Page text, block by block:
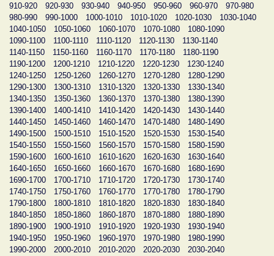
910-920
920-930 930-940 940-950 950-960 960-970
970-980
980-990
990-1000 1000-1010 1010-1020 1020-1030
1030-1040
1040-1050
1050-1060 1060-1070 1070-1080
1080-1090
1090-1100
1100-1110 1110-1120 1120-1130
1130-1140
1140-1150
1150-1160 1160-1170 1170-1180
1180-1190
1190-1200
1200-1210 1210-1220 1220-1230
1230-1240
1240-1250
1250-1260 1260-1270 1270-1280
1280-1290
1290-1300
1300-1310 1310-1320 1320-1330
1330-1340
1340-1350
1350-1360 1360-1370 1370-1380
1380-1390
1390-1400
1400-1410 1410-1420 1420-1430
1430-1440
1440-1450
1450-1460 1460-1470 1470-1480
1480-1490
1490-1500
1500-1510 1510-1520 1520-1530
1530-1540
1540-1550
1550-1560 1560-1570 1570-1580
1580-1590
1590-1600
1600-1610 1610-1620 1620-1630
1630-1640
1640-1650
1650-1660 1660-1670 1670-1680
1680-1690
1690-1700
1700-1710 1710-1720 1720-1730
1730-1740
1740-1750
1750-1760 1760-1770 1770-1780
1780-1790
1790-1800
1800-1810 1810-1820 1820-1830
1830-1840
1840-1850
1850-1860 1860-1870 1870-1880
1880-1890
1890-1900
1900-1910 1910-1920 1920-1930
1930-1940
1940-1950
1950-1960 1960-1970 1970-1980
1980-1990
1990-2000
2000-2010 2010-2020 2020-2030
2030-2040